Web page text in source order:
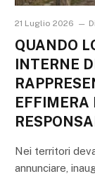
21 Luglio 2026 Di
QUANDO
INTERNE
EFFIMERA
Nei territori
annunciare,